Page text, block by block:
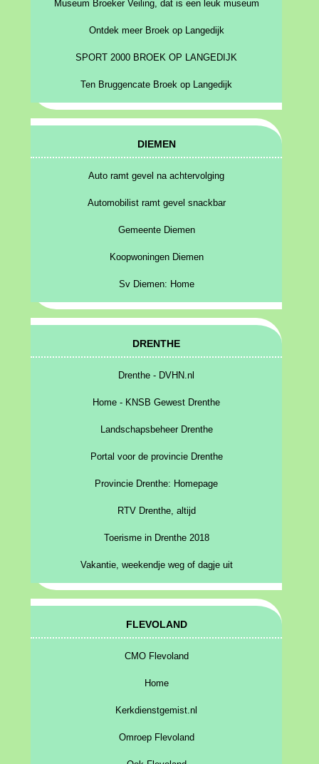
Museum Broeker Veiling, dat is een leuk museum
Ontdek meer Broek op Langedijk
SPORT 2000 BROEK OP LANGEDIJK
Ten Bruggencate Broek op Langedijk
DIEMEN
Auto ramt gevel na achtervolging
Automobilist ramt gevel snackbar
Gemeente Diemen
Koopwoningen Diemen
Sv Diemen: Home
DRENTHE
Drenthe - DVHN.nl
Home - KNSB Gewest Drenthe
Landschapsbeheer Drenthe
Portal voor de provincie Drenthe
Provincie Drenthe: Homepage
RTV Drenthe, altijd
Toerisme in Drenthe 2018
Vakantie, weekendje weg of dagje uit
FLEVOLAND
CMO Flevoland
Home
Kerkdienstgemist.nl
Omroep Flevoland